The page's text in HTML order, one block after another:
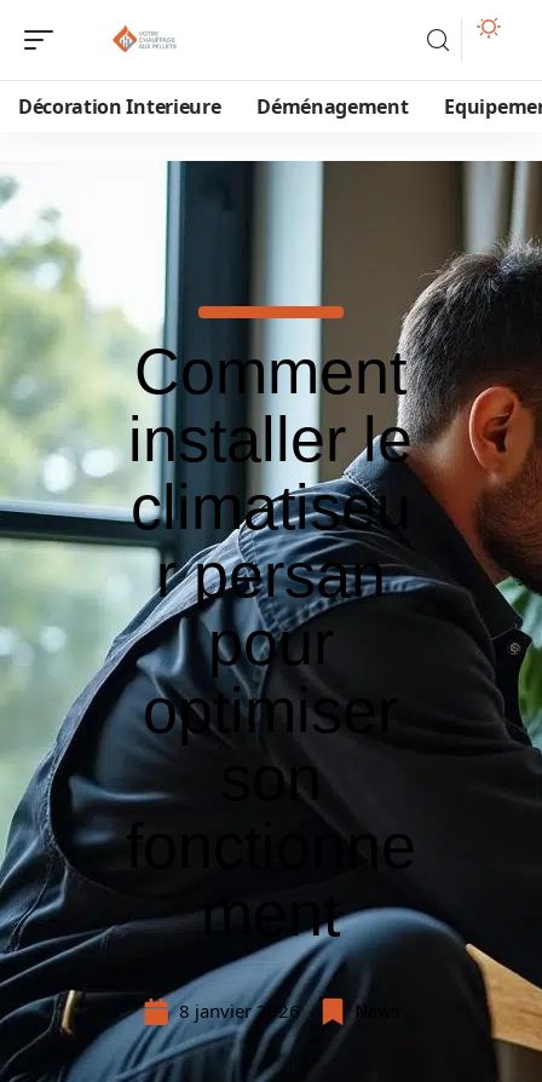
Décoration Interieure Déménagement
Comment
installer le
climatiseu
r persan
pour
optimiser
son
fonctionne
ment
8 janvier 2026 News